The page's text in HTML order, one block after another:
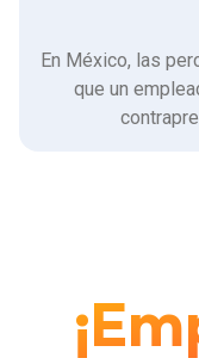
En México, las
que un